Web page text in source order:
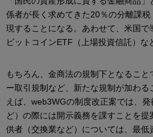
係者が長く求めてきた20％の分離課
現することになる。あわせて、米国で
ビットコインETF（上場投資信託）な
もちろん、金商法の規制下となるこ
ー取引規制など、新たな規制が加わる
えば、web3WGの制度改正案では、
ど）の際には開示義務を課すことを
供者（交換業など）については、最